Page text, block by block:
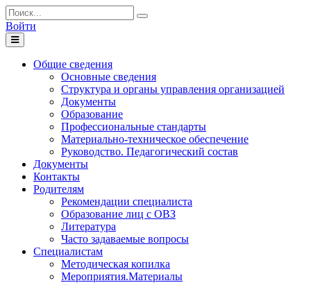
Войти
Toggle
navigation
Общие сведения
Основные сведения
Структура и органы управления организацией
Документы
Образование
Профессиональные стандарты
Материально-техническое обеспечение
Руководство. Педагогический состав
Документы
Контакты
Родителям
Рекомендации специалиста
Образование лиц с ОВЗ
Литература
Часто задаваемые вопросы
Специалистам
Методическая копилка
Мероприятия.Материалы